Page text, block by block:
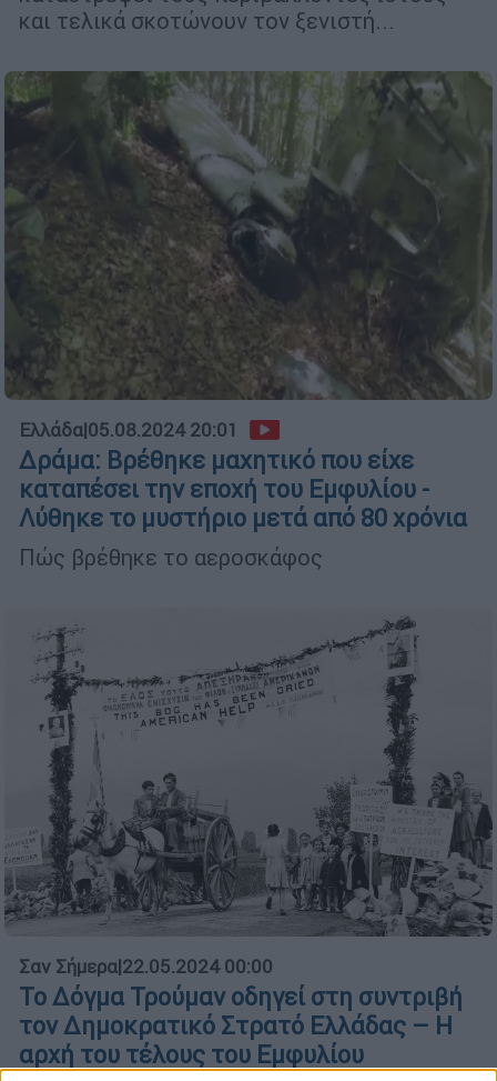
και τελικά σκοτώνουν τον ξενιστή...
Ελλάδα|05.08.2024 20:01
Δράμα: Βρέθηκε μαχητικό που είχε
καταπέσει την εποχή του Εμφυλίου -
Λύθηκε το μυστήριο μετά από 80 χρόνια
Πώς βρέθηκε το αεροσκάφος
Σαν Σήμερα|22.05.2024 00:00
Το Δόγμα Τρούμαν οδηγεί στη συντριβή
τον Δημοκρατικό Στρατό Ελλάδας – Η
αρχή του τέλους του Εμφυλίου